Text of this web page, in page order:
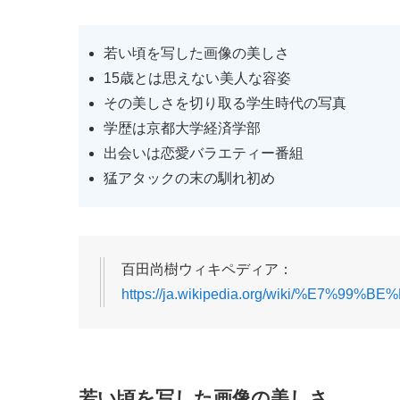
若い頃を写した画像の美しさ
15歳とは思えない美人な容姿
その美しさを切り取る学生時代の写真
学歴は京都大学経済学部
出会いは恋愛バラエティー番組
猛アタックの末の馴れ初め
百田尚樹ウィキペディア：
https://ja.wikipedia.org/wiki/